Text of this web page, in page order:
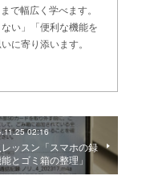
で幅広く学べます。
い」「便利な機能を
に寄り添います。
02:16
ッスン「スマホの録
とゴミ箱の整理」